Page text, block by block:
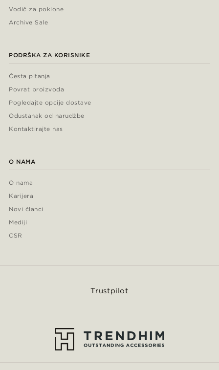
Vodič za poklone
Archive Sale
PODRŠKA ZA KORISNIKE
Česta pitanja
Povrat proizvoda
Pogledajte opcije dostave
Odustanak od narudžbe
Kontaktirajte nas
O NAMA
O nama
Karijera
Novi članci
Mediji
CSR
Trustpilot